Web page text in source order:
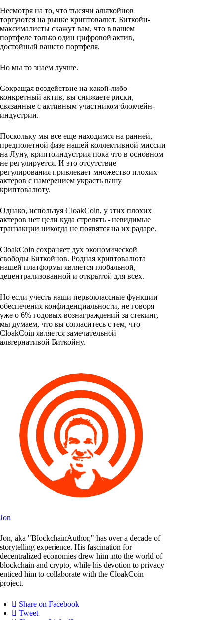
Несмотря на то, что тысячи альткойнов
торгуются на рынке криптовалют, Биткойн-
максималисты скажут вам, что в вашем
портфеле только один цифровой актив,
достойный вашего портфеля.
Но мы то знаем лучше.
Сокращая воздействие на какой-либо
конкретный актив, вы снижаете риски,
связанные с активным участником блокчейн-
индустрии.
Поскольку мы все еще находимся на ранней,
предполетной фазе нашей коллективной миссии
на Луну, криптоиндустрия пока что в основном
не регулируется. И это отсутствие
регулирования привлекает множество плохих
актеров с намерением украсть вашу
криптовалюту.
Однако, используя CloakCoin, у этих плохих
актеров нет цели куда стрелять - невидимые
транзакции никогда не появятся на их радаре.
CloakCoin сохраняет дух экономической
свободы Биткойнов. Родная криптовалюта
нашей платформы является глобальной,
децентрализованной и открытой для всех.
Но если учесть наши первоклассные функции
обеспечения конфиденциальности, не говоря
уже о 6% годовых вознаграждений за стекинг,
мы думаем, что вы согласитесь с тем, что
CloakCoin является замечательной
альтернативой Биткойну.
Jon
Jon, aka "BlockchainAuthor," has over a decade of
storytelling experience. His fascination for
decentralized economies drew him into the world of
blockchain and crypto, while his devotion to privacy
enticed him to collaborate with the CloakCoin
project.
Share on Facebook
Tweet